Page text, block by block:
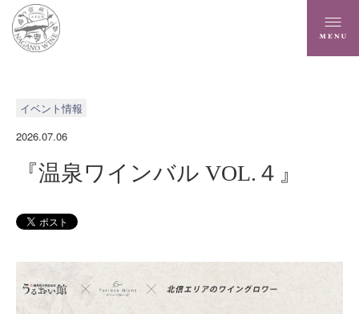
イベント情報
2026.07.06
『温泉ワインバル VOL.４』